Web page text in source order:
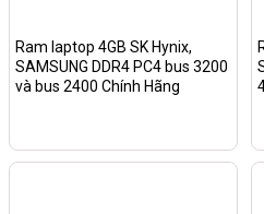
Ram laptop 4GB SK Hynix,
SAMSUNG DDR4 PC4 bus 3200
và bus 2400 Chính Hãng